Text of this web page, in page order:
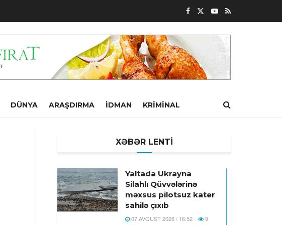
DÜNYA ARAŞDIRMA İDMAN KRIMINAL
XƏBƏR LENTİ
Yaltada Ukrayna
Silahlı Qüvvələrinə
məxsus pilotsuz kater
sahilə çıxıb
07 AVQUST 2026 / 16:52 9